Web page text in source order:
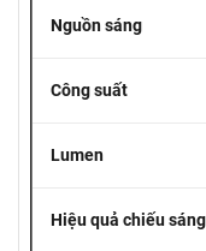
Nguồn sáng
Công suất
Lumen
Hiệu quả chiếu sáng